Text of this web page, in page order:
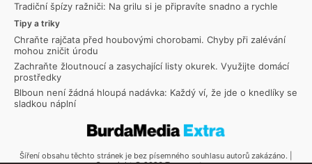
Tradiční špízy ražniči: Na grilu si je připravíte snadno a rychle
Tipy a triky
Chraňte rajčata před houbovými chorobami. Chyby při zalévání
mohou zničit úrodu
Zachraňte žloutnoucí a zasychající listy okurek. Využijte domácí
prostředky
Blboun není žádná hloupá nadávka: Každý ví, že jde o knedlíky se
sladkou náplní
Šíření obsahu těchto stránek je bez písemného souhlasu autorů zakázáno. |